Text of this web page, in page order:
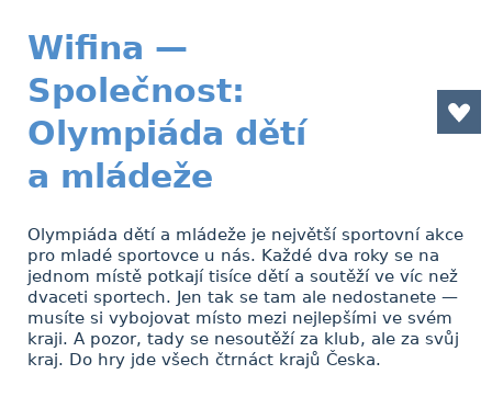
Wifina —
Společnost:
Olympiáda dětí
a mládeže
Olympiáda dětí a mládeže je největší sportovní akce
pro mladé sportovce u nás. Každé dva roky se na
jednom místě potkají tisíce dětí a soutěží ve víc než
dvaceti sportech. Jen tak se tam ale nedostanete —
musíte si vybojovat místo mezi nejlepšími ve svém
kraji. A pozor, tady se nesoutěží za klub, ale za svůj
kraj. Do hry jde všech čtrnáct krajů Česka.